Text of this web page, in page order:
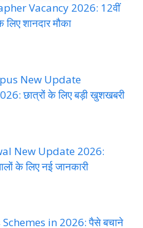
Vacancy 2026: 12वीं
लिए शानदार मौका
New Update
छात्रों के लिए बड़ी खुशखबरी
New Update 2026:
के लिए नई जानकारी
in 2026: पैसे बचाने